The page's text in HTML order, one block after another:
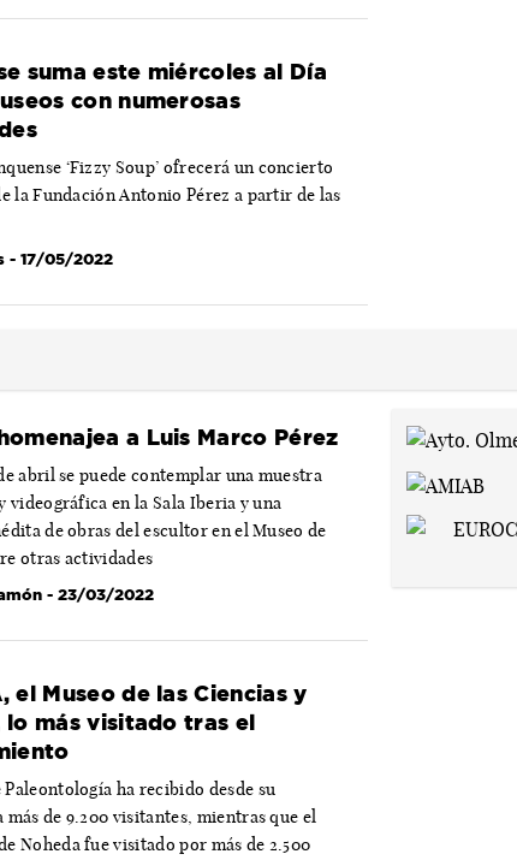
suma este miércoles al Día
con numerosas
‘Fizzy Soup’ ofrecerá un concierto
la Fundación Antonio Pérez a partir de las
- 17/05/2022
a Luis Marco Pérez
abril se puede contemplar una muestra
videográfica en la Sala Iberia y una
de obras del escultor en el Museo de
otras actividades
- 23/03/2022
el Museo de las Ciencias y
lo más visitado tras el
Paleontología ha recibido desde su
más de 9.200 visitantes, mientras que el
Noheda fue visitado por más de 2.500